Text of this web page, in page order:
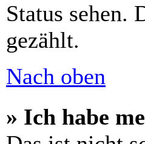
Status sehen.
gezählt.
Nach oben
» Ich habe